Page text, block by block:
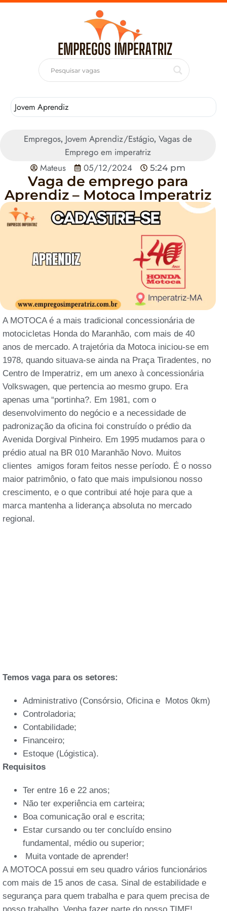
Jovem Aprendiz
Empregos, Jovem Aprendiz/Estágio, Vagas de
Emprego em imperatriz
Mateus
05/12/2024 5:24 pm
Vaga de emprego para
Aprendiz – Motoca Imperatriz
A MOTOCA é a mais tradicional concessionária de
motocicletas Honda do Maranhão, com mais de 40
anos de mercado. A trajetória da Motoca iniciou-se em
1978, quando situava-se ainda na Praça Tiradentes, no
Centro de Imperatriz, em um anexo à concessionária
Volkswagen, que pertencia ao mesmo grupo. Era
apenas uma “portinha?. Em 1981, com o
desenvolvimento do negócio e a necessidade de
padronização da oficina foi construído o prédio da
Avenida Dorgival Pinheiro. Em 1995 mudamos para o
prédio atual na BR 010 Maranhão Novo. Muitos
clientes amigos foram feitos nesse período. É o nosso
maior patrimônio, o fato que mais impulsionou nosso
crescimento, e o que contribui até hoje para que a
marca mantenha a liderança absoluta no mercado
regional.
Temos vaga para os setores:
Administrativo (Consórsio, Oficina e Motos 0km)
Controladoria;
Contabilidade;
Financeiro;
Estoque (Lógistica).
Requisitos
Ter entre 16 e 22 anos;
Não ter experiência em carteira;
Boa comunicação oral e escrita;
Estar cursando ou ter concluído ensino
fundamental, médio ou superior;
Muita vontade de aprender!
A MOTOCA possui em seu quadro vários funcionários
com mais de 15 anos de casa. Sinal de estabilidade e
segurança para quem trabalha e para quem precisa de